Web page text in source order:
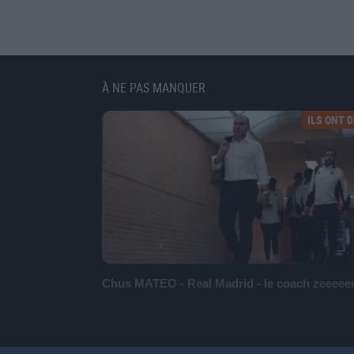
À NE PAS MANQUER
ILS ONT
Chus MATEO - Real Madrid - le coach